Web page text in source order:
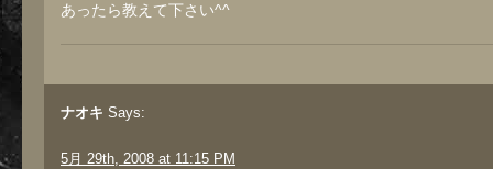
あったら教えて下さい^^
ナオキ Says:
5月 29th, 2008 at 11:15 PM